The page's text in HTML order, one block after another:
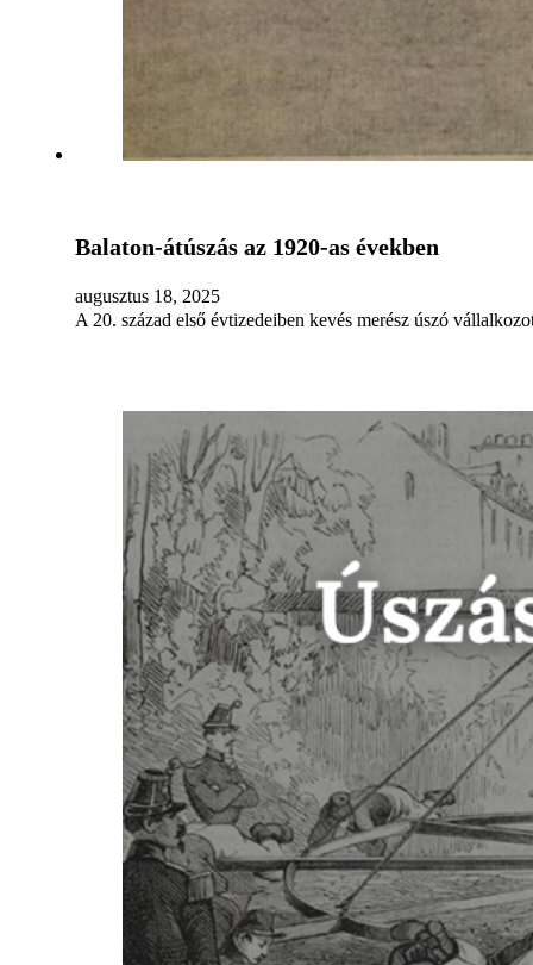
Balaton-átúszás az 1920-as években
augusztus 18, 2025
A 20. század első évtizedeiben kevés merész úszó